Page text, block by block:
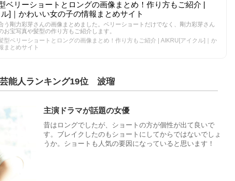
ベリーショートとロングの画像まとめ！作り方もご紹介 |
]｜かわいい女の子の情報まとめサイト
う剛力彩芽さんの画像まとめました。ベリーショートだけでなく、剛力彩芽さん
お宝写真や髪型の作り方もご紹介します。
型ベリーショートとロングの画像まとめ！作り方もご紹介 | AIKRU[アイクル]｜か
まとめサイト
能人ランキング19位 波瑠
主演ドラマが話題の女優
昔はロングでしたが、ショートの方が個性が出て良いで
す。ブレイクしたのもショートにしてからではないでしょ
うか。ショートも人気の要因になっていると思います！